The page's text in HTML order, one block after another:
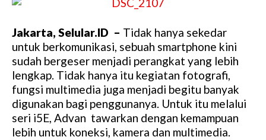
Jakarta, Selular.ID – Tidak hanya sekedar
untuk berkomunikasi, sebuah smartphone kini
sudah bergeser menjadi perangkat yang lebih
lengkap. Tidak hanya itu kegiatan fotografi,
fungsi multimedia juga menjadi begitu banyak
digunakan bagi penggunanya. Untuk itu melalui
seri i5E, Advan tawarkan dengan kemampuan
lebih untuk koneksi, kamera dan multimedia.